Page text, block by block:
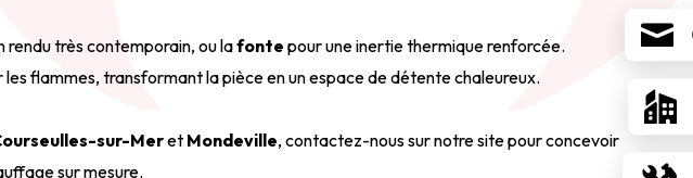
rendu très contemporain, ou lafonte pour une inertie thermique renforcée.
flammes, transformant la pièce en un espace de détente chaleureux.
sur-Meret Mondeville, contactez-nous sur notre site pour concevoir
sur mesure.